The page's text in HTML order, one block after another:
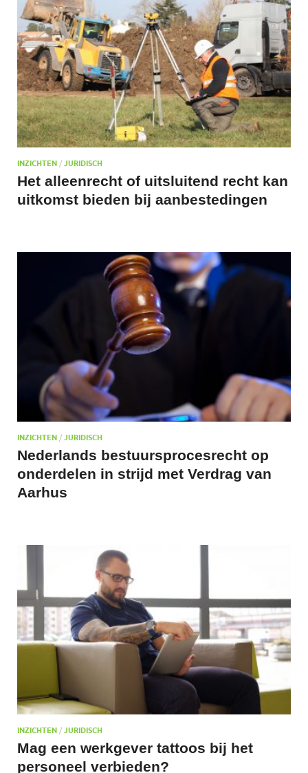
INZICHTEN / JURIDISCH
Het alleenrecht of uitsluitend recht kan
uitkomst bieden bij aanbestedingen
INZICHTEN / JURIDISCH
Nederlands bestuursprocesrecht op
onderdelen in strijd met Verdrag van
Aarhus
INZICHTEN / JURIDISCH
Mag een werkgever tattoos bij het
personeel verbieden?